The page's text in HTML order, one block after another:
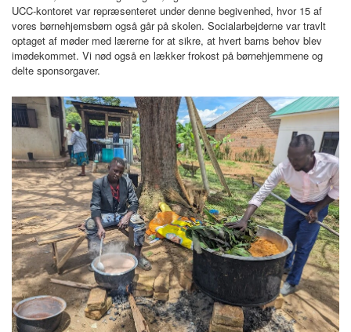
UCC-kontoret var repræsenteret under denne begivenhed, hvor 15 af
vores børnehjemsbørn også går på skolen. Socialarbejderne var travlt
optaget af møder med lærerne for at sikre, at hvert barns behov blev
imødekommet. Vi nød også en lækker frokost på børnehjemmene og
delte sponsorgaver.